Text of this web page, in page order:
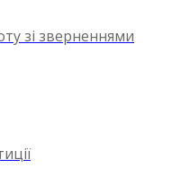
зі зверненнями